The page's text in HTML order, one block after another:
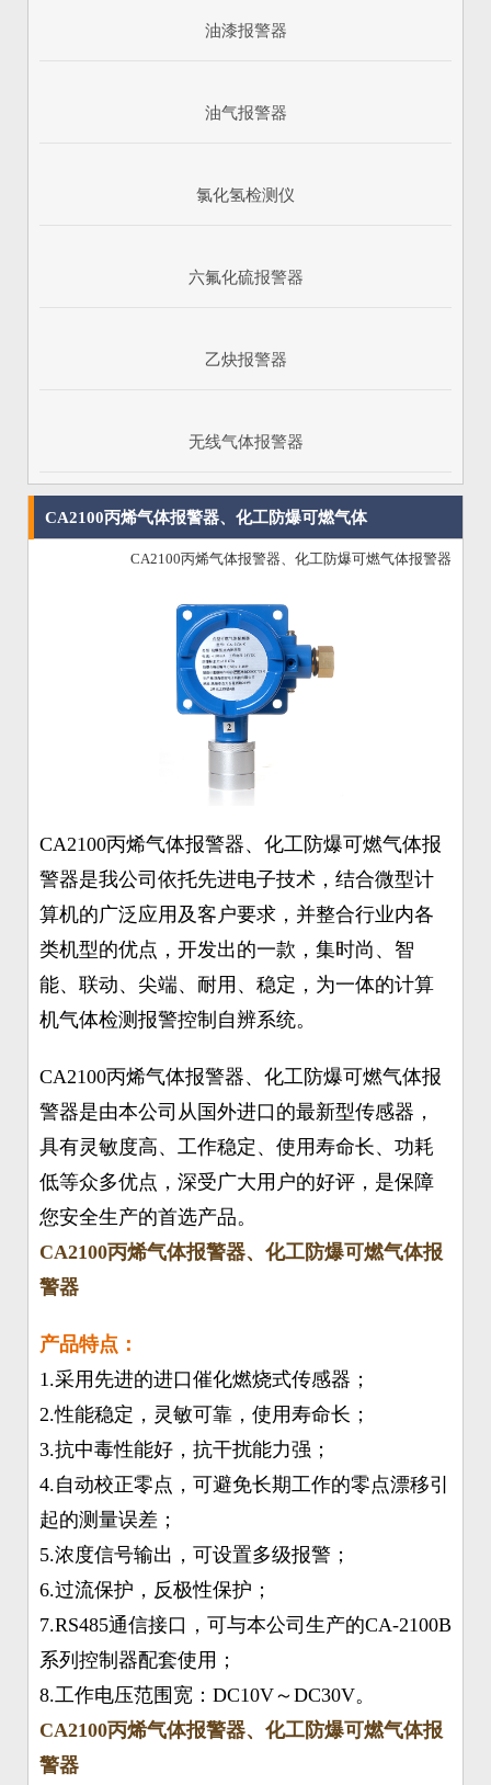
油漆报警器
油气报警器
氯化氢检测仪
六氟化硫报警器
乙炔报警器
无线气体报警器
CA2100丙烯气体报警器、化工防爆可燃气体
CA2100丙烯气体报警器、化工防爆可燃气体报警器
CA2100丙烯气体报警器、化工防爆可燃气体报
警器是我公司依托先进电子技术，结合微型计
算机的广泛应用及客户要求，并整合行业内各
类机型的优点，开发出的一款，集时尚、智
能、联动、尖端、耐用、稳定，为一体的计算
机气体检测报警控制自辨系统。
CA2100丙烯气体报警器、化工防爆可燃气体报
警器是由本公司从国外进口的最新型传感器，
具有灵敏度高、工作稳定、使用寿命长、功耗
低等众多优点，深受广大用户的好评，是保障
您安全生产的首选产品。
CA2100丙烯气体报警器、化工防爆可燃气体报
警器
产品特点：
1.采用先进的进口催化燃烧式传感器；
2.性能稳定，灵敏可靠，使用寿命长；
3.抗中毒性能好，抗干扰能力强；
4.自动校正零点，可避免长期工作的零点漂移引
起的测量误差；
5.浓度信号输出，可设置多级报警；
6.过流保护，反极性保护；
7.RS485通信接口，可与本公司生产的CA-2100B
系列控制器配套使用；
8.工作电压范围宽：DC10V～DC30V。
CA2100丙烯气体报警器、化工防爆可燃气体报
警器